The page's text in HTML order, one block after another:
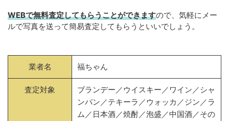
WEBで無料査定してもらうことができますので、気軽にメー
ルで写真を送って簡易査定してもらうといいでしょう。
業者名 福ちゃん
査定対象
ブランデー／ウイスキー／ワイン／シャ
ンパン／テキーラ／ウォッカ／ジン／ラ
ム／日本酒／焼酎／泡盛／中国酒／その